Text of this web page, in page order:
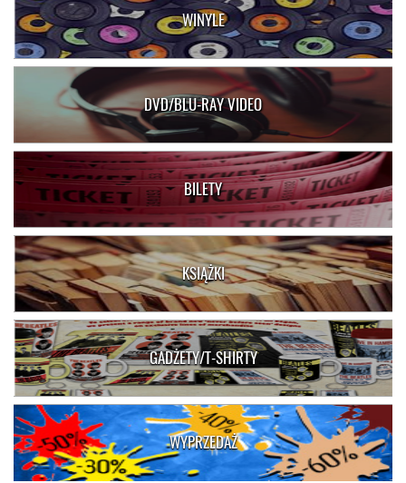
WINYLE
DVD/BLU-RAY VIDEO
BILETY
KSIĄŻKI
GADŻETY/T-SHIRTY
WYPRZEDAŻ